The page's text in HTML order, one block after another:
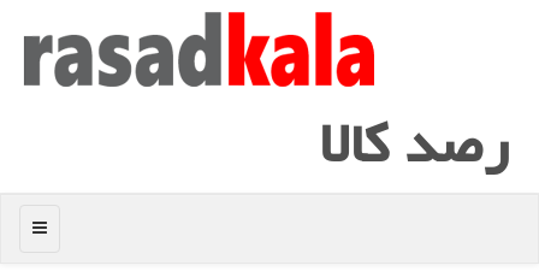
رصد كالا
منو